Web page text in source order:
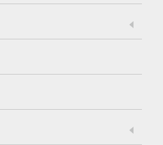
り
動物実験をしない
Kids
） Oral care（オーラルケア）
（定期便）